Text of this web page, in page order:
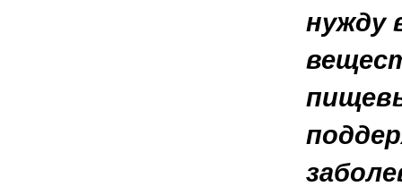
нужду